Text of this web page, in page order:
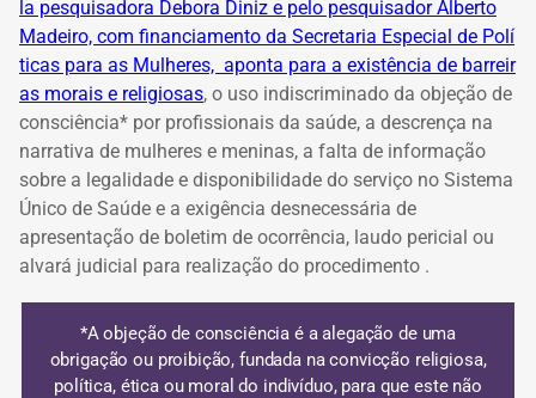
la pesquisadora Debora Diniz e pelo pesquisador Alberto
Madeiro, com financiamento da Secretaria Especial de Polí
ticas para as Mulheres, aponta para a existência de barreir
as morais e religiosas, o uso indiscriminado da objeção de
consciência* por profissionais da saúde, a descrença na
narrativa de mulheres e meninas, a falta de informação
sobre a legalidade e disponibilidade do serviço no Sistema
Único de Saúde e a exigência desnecessária de
apresentação de boletim de ocorrência, laudo pericial ou
alvará judicial para realização do procedimento .
*A objeção de consciência é a alegação de uma
obrigação ou proibição, fundada na convicção religiosa,
política, ética ou moral do indivíduo, para que este não